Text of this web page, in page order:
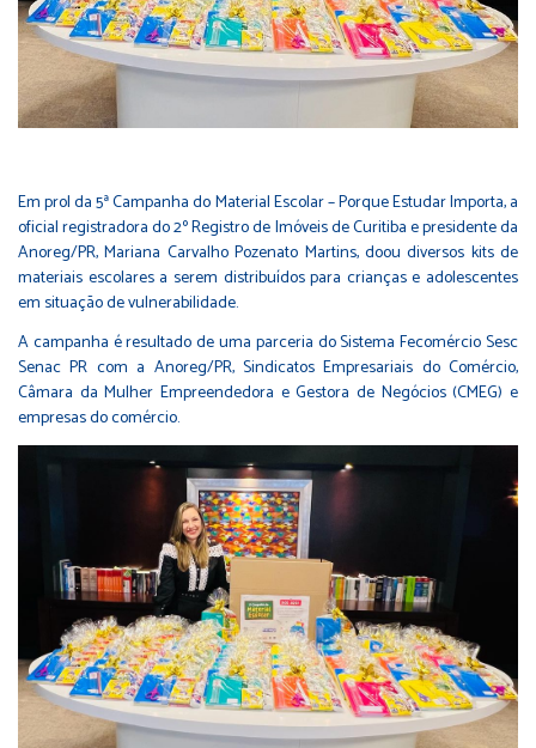
Em prol da 5ª Campanha do Material Escolar – Porque Estudar Importa, a
oficial registradora do 2º Registro de Imóveis de Curitiba e presidente da
Anoreg/PR, Mariana Carvalho Pozenato Martins, doou diversos kits de
materiais escolares a serem distribuídos para crianças e adolescentes
em situação de vulnerabilidade.
A campanha é resultado de uma parceria do Sistema Fecomércio Sesc
Senac PR com a Anoreg/PR, Sindicatos Empresariais do Comércio,
Câmara da Mulher Empreendedora e Gestora de Negócios (CMEG) e
empresas do comércio.